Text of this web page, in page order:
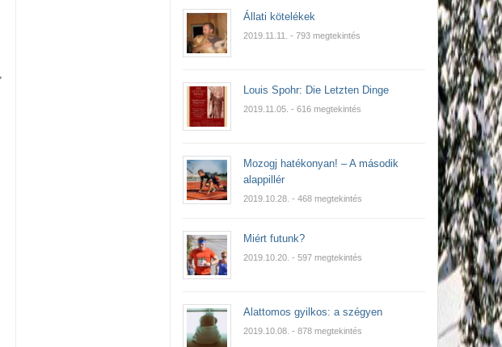
Állati kötelékek
2019.11.11. - 793 megtekintés
Louis Spohr: Die Letzten Dinge
2019.11.05. - 616 megtekintés
Mozogj hatékonyan! – A második
alappillér
2019.10.28. - 468 megtekintés
Miért futunk?
2019.10.20. - 597 megtekintés
Alattomos gyilkos: a szégyen
2019.10.08. - 878 megtekintés